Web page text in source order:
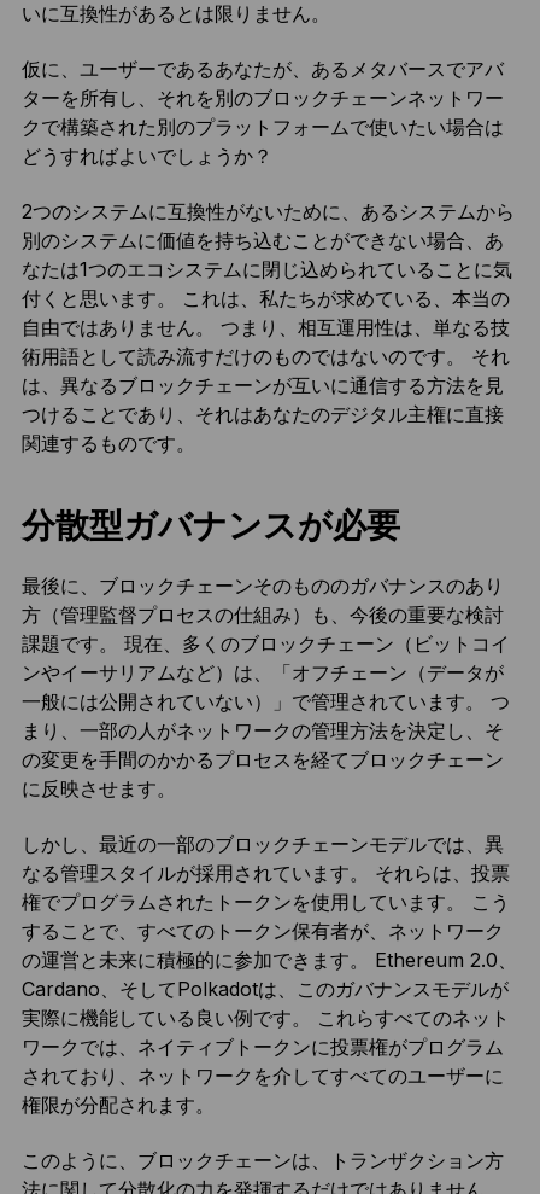
いに互換性があるとは限りません。
仮に、ユーザーであるあなたが、あるメタバースでアバ
ターを所有し、それを別のブロックチェーンネットワー
クで構築された別のプラットフォームで使いたい場合は
どうすればよいでしょうか？
2つのシステムに互換性がないために、あるシステムから
別のシステムに価値を持ち込むことができない場合、あ
なたは1つのエコシステムに閉じ込められていることに気
付くと思います。 これは、私たちが求めている、本当の
自由ではありません。 つまり、相互運用性は、単なる技
術用語として読み流すだけのものではないのです。 それ
は、異なるブロックチェーンが互いに通信する方法を見
つけることであり、それはあなたのデジタル主権に直接
関連するものです。
分散型ガバナンスが必要
最後に、ブロックチェーンそのもののガバナンスのあり
方（管理監督プロセスの仕組み）も、今後の重要な検討
課題です。 現在、多くのブロックチェーン（ビットコイ
ンやイーサリアムなど）は、「オフチェーン（データが
一般には公開されていない）」で管理されています。 つ
まり、一部の人がネットワークの管理方法を決定し、そ
の変更を手間のかかるプロセスを経てブロックチェーン
に反映させます。
しかし、最近の一部のブロックチェーンモデルでは、異
なる管理スタイルが採用されています。 それらは、投票
権でプログラムされたトークンを使用しています。 こう
することで、すべてのトークン保有者が、ネットワーク
の運営と未来に積極的に参加できます。 Ethereum 2.0、
Cardano、そしてPolkadotは、このガバナンスモデルが
実際に機能している良い例です。 これらすべてのネット
ワークでは、ネイティブトークンに投票権がプログラム
されており、ネットワークを介してすべてのユーザーに
権限が分配されます。
このように、ブロックチェーンは、トランザクション方